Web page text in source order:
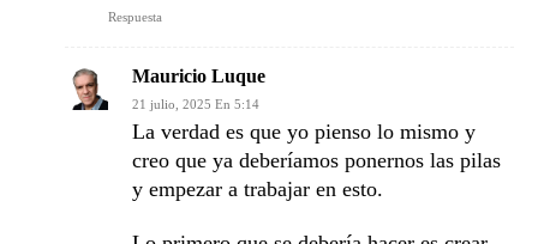
Respuesta
Mauricio Luque
21 julio, 2025 En 5:14
La verdad es que yo pienso lo mismo y
creo que ya deberíamos ponernos las pilas
y empezar a trabajar en esto.